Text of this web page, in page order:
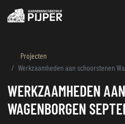
Projecten
Werkzaamheden aan schoorstenen
WERKZAAMHEDEN
WAGENBORGEN